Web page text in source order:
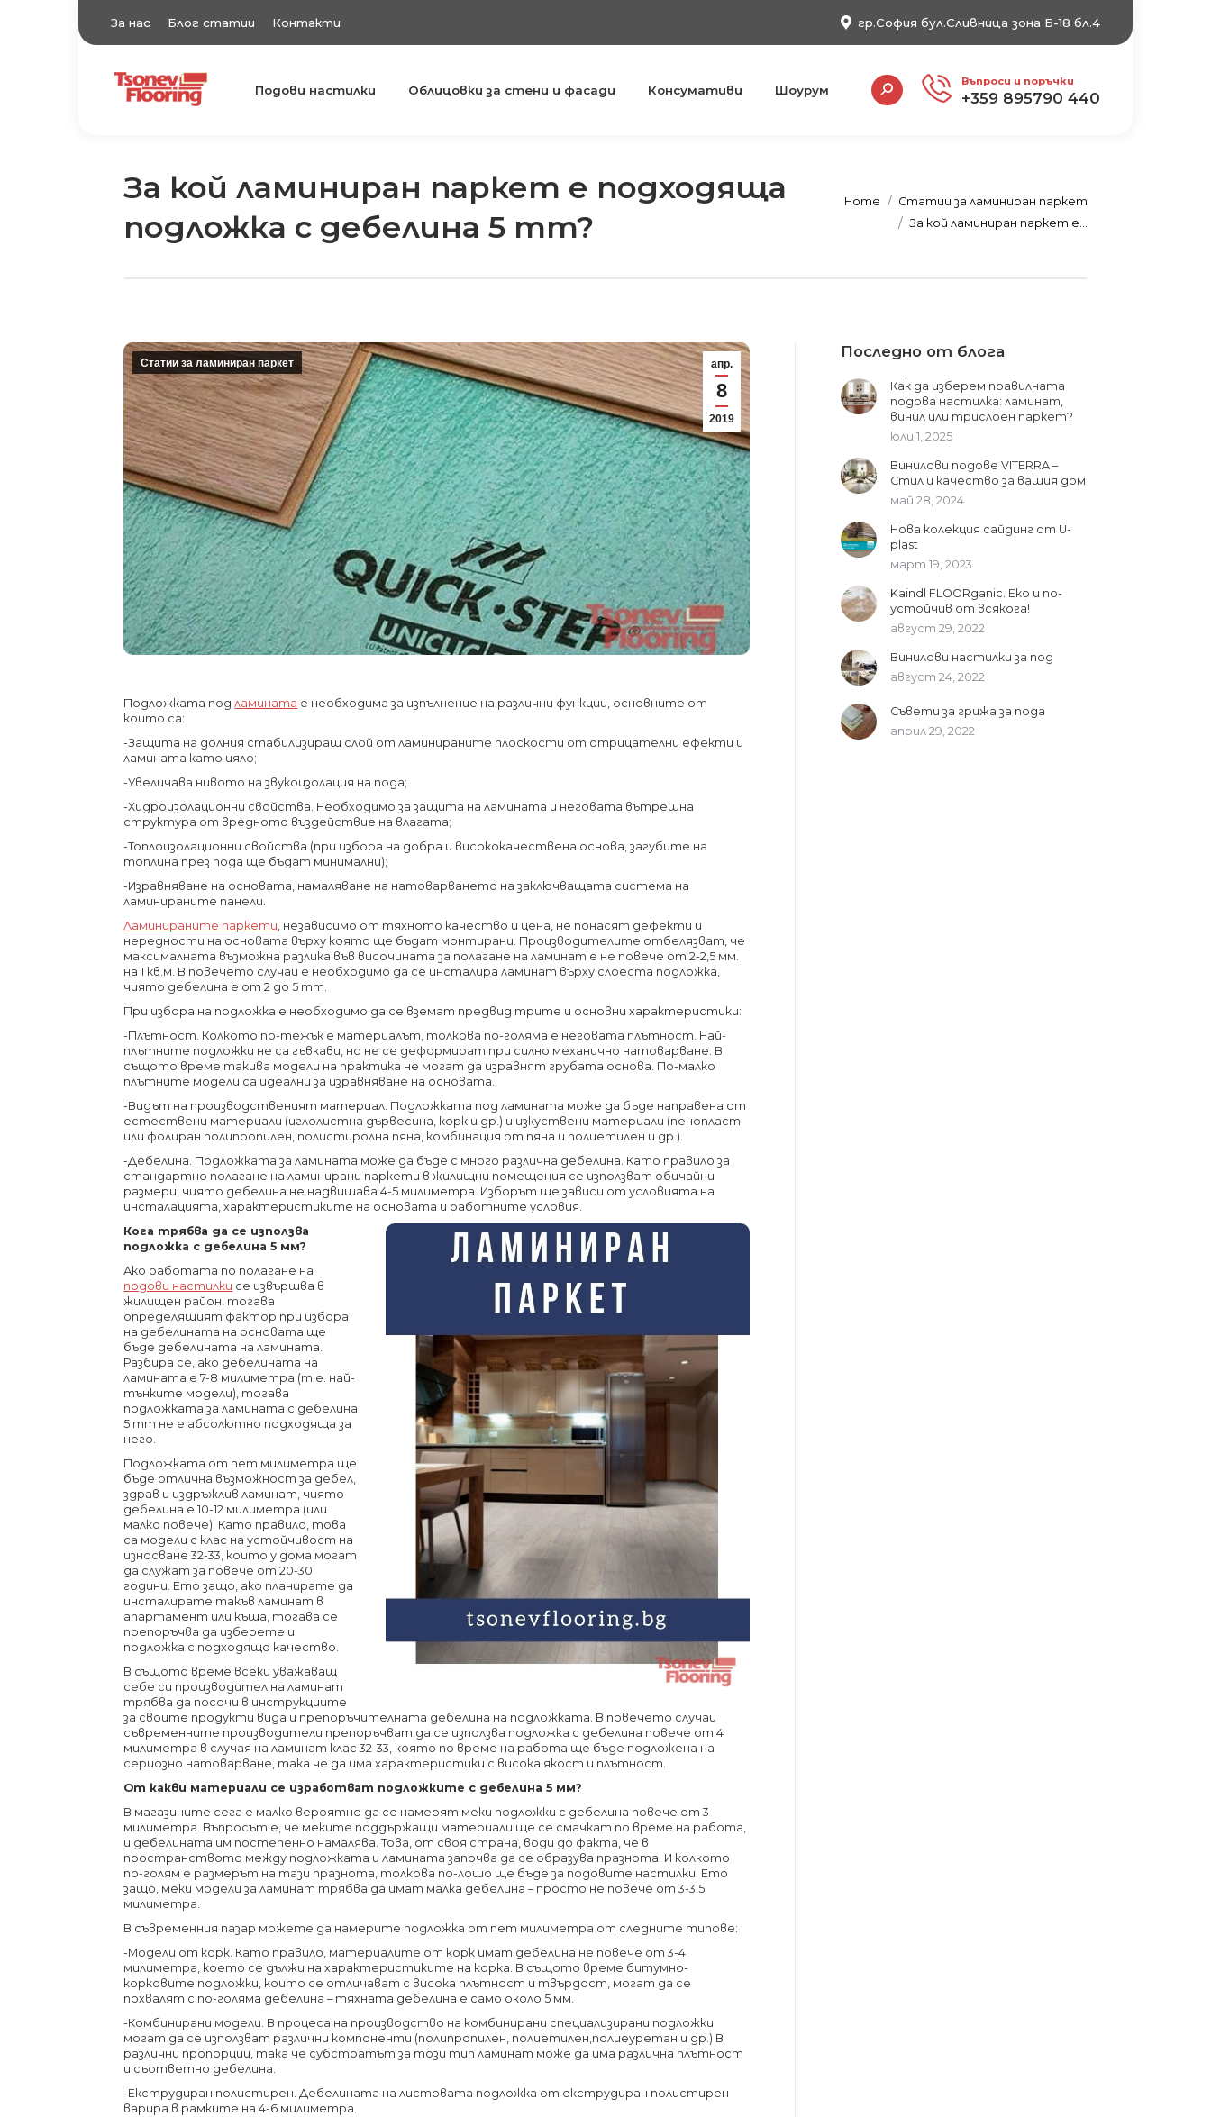
За нас Блог статии Контакти гр.София бул.Сливница зона Б-18 бл.4
TsonevFlooring
Подови настилки Подови настилки Облицовки за стени и фасади Консумативи Шоурум
Search: Въпроси и поръчки
+359 895790 440
За кой ламиниран паркет е подходяща
подложка с дебелина 5 mm?
Home
Статии за ламиниран паркет
За кой ламиниран паркет е…
апр.
8
2019
Статии за ламиниран паркет
Подложката подламината е необходима за изпълнение на различни функции, основните от
които са:
-Защита на долния стабилизиращ слой от ламинираните плоскости от отрицателни ефекти и
ламината като цяло;
-Увеличава нивото на звукоизолация на пода;
-Хидроизолационни свойства. Необходимо за защита на ламината и неговата вътрешна
структура от вредното въздействие на влагата;
-Топлоизолационни свойства (при избора на добра и висококачествена основа, загубите на
топлина през пода ще бъдат минимални);
-Изравняване на основата, намаляване на натоварването на заключващата система на
ламинираните панели.
Ламинираните паркети, независимо от тяхното качество и цена, не понасят дефекти и
нередности на основата върху която ще бъдат монтирани. Производителите отбелязват, че
максималната възможна разлика във височината за полагане на ламинат е не повече от 2-2,5 мм.
на 1 кв.м. В повечето случаи е необходимо да се инсталира ламинат върху слоеста подложка,
чиято дебелина е от 2 до 5 mm.
При избора на подложка е необходимо да се вземат предвид трите и основни характеристики:
-Плътност. Колкото по-тежък е материалът, толкова по-голяма е неговата плътност. Най-
плътните подложки не са гъвкави, но не се деформират при силно механично натоварване. В
същото време такива модели на практика не могат да изравнят грубата основа. По-малко
плътните модели са идеални за изравняване на основата.
-Видът на производственият материал. Подложката под ламината може да бъде направена от
естествени материали (иглолистна дървесина, корк и др.) и изкуствени материали (пенопласт
или фолиран полипропилен, полистиролна пяна, комбинация от пяна и полиетилен и др.).
-Дебелина. Подложката за ламината може да бъде с много различна дебелина. Като правило за
стандартно полагане на ламинирани паркети в жилищни помещения се използват обичайни
размери, чиято дебелина не надвишава 4-5 милиметра. Изборът ще зависи от условията на
инсталацията, характеристиките на основата и работните условия.
Кога трябва да се използва
подложка с дебелина 5 мм?
Ако работата по полагане на
подови настилки се извършва в
жилищен район, тогава
определящият фактор при избора
на дебелината на основата ще
бъде дебелината на ламината.
Разбира се, ако дебелината на
ламината е 7-8 милиметра (т.е. най-
тънките модели), тогава
подложката за ламината с дебелина
5 mm не е абсолютно подходяща за
него.
Подложката от пет милиметра ще
бъде отлична възможност за дебел,
здрав и издръжлив ламинат, чиято
дебелина е 10-12 милиметра (или
малко повече). Като правило, това
са модели с клас на устойчивост на
износване 32-33, които у дома могат
да служат за повече от 20-30
години. Ето защо, ако планирате да
инсталирате такъв ламинат в
апартамент или къща, тогава се
препоръчва да изберете и
подложка с подходящо качество.
В същото време всеки уважаващ
себе си производител на ламинат
трябва да посочи в инструкциите
за своите продукти вида и препоръчителната дебелина на подложката. В повечето случаи
съвременните производители препоръчват да се използва подложка с дебелина повече от 4
милиметра в случая на ламинат клас 32-33, която по време на работа ще бъде подложена на
сериозно натоварване, така че да има характеристики с висока якост и плътност.
От какви материали се изработват подложките с дебелина 5 мм?
В магазините сега е малко вероятно да се намерят меки подложки с дебелина повече от 3
милиметра. Въпросът е, че меките поддържащи материали ще се смачкат по време на работа,
и дебелината им постепенно намалява. Това, от своя страна, води до факта, че в
пространството между подложката и ламината започва да се образува празнота. И колкото
по-голям е размерът на тази празнота, толкова по-лошо ще бъде за подовите настилки. Ето
защо, меки модели за ламинат трябва да имат малка дебелина – просто не повече от 3-3.5
милиметра.
В съвременния пазар можете да намерите подложка от пет милиметра от следните типове:
-Модели от корк. Като правило, материалите от корк имат дебелина не повече от 3-4
милиметра, което се дължи на характеристиките на корка. В същото време битумно-
корковите подложки, които се отличават с висока плътност и твърдост, могат да се
похвалят с по-голяма дебелина – тяхната дебелина е само около 5 мм.
-Комбинирани модели. В процеса на производство на комбинирани специализирани подложки
могат да се използват различни компоненти (полипропилен, полиетилен,полиеуретан и др.) В
различни пропорции, така че субстратът за този тип ламинат може да има различна плътност
и съответно дебелина.
-Екструдиран полистирен. Дебелината на листовата подложка от екструдиран полистирен
варира в рамките на 4-6 милиметра.
Последно от блога
Как да изберем правилната
подова настилка: ламинат,
винил или трислоен паркет?
юли 1, 2025
Винилови подове VITERRA –
Стил и качество за вашия дом
май 28, 2024
Нова колекция сайдинг от U-
plast
март 19, 2023
Kaindl FLOORganic. Еко и по-
устойчив от всякога!
август 29, 2022
Винилови настилки за под
август 24, 2022
Съвети за грижа за пода
април 29, 2022